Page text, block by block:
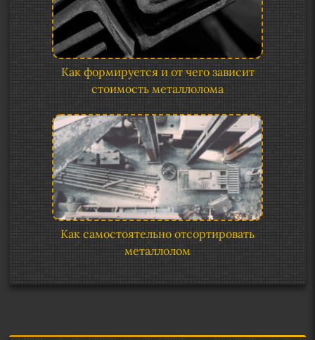
Как формируется и от чего зависит
стоимость металлолома
Как самостоятельно отсортировать
металлолом